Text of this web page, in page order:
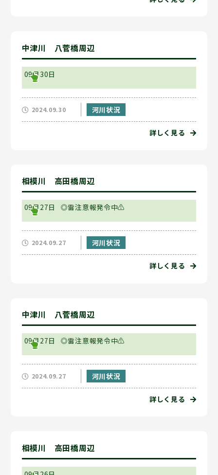
中津川 八菅橋周辺
09月30日
2024.09.30 河川状況
詳しく見る
相模川 高田橋周辺
09月27日 ◎雷注意報発令中⚠
2024.09.27 河川状況
詳しく見る
中津川 八菅橋周辺
09月27日 ◎雷注意報発令中⚠
2024.09.27 河川状況
詳しく見る
相模川 高田橋周辺